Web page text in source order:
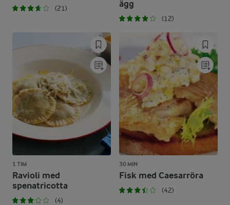
(21)
ägg
(12)
1 TIM
Ravioli med
spenatricotta
(4)
30 MIN
Fisk med Caesarröra
(42)